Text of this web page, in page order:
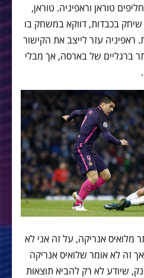
טוראן וראפיניה. טוראן,
בכבדות, דווקא במשחק בו
ראפיניה עזר לייצב את הקישור
ברגליים של בארסה, אך מבלי
מלואיס אנריקה, על זה אני לא
זה לא אומר שלואיס אנריקה
שיודע לא רק להביא תוצאות